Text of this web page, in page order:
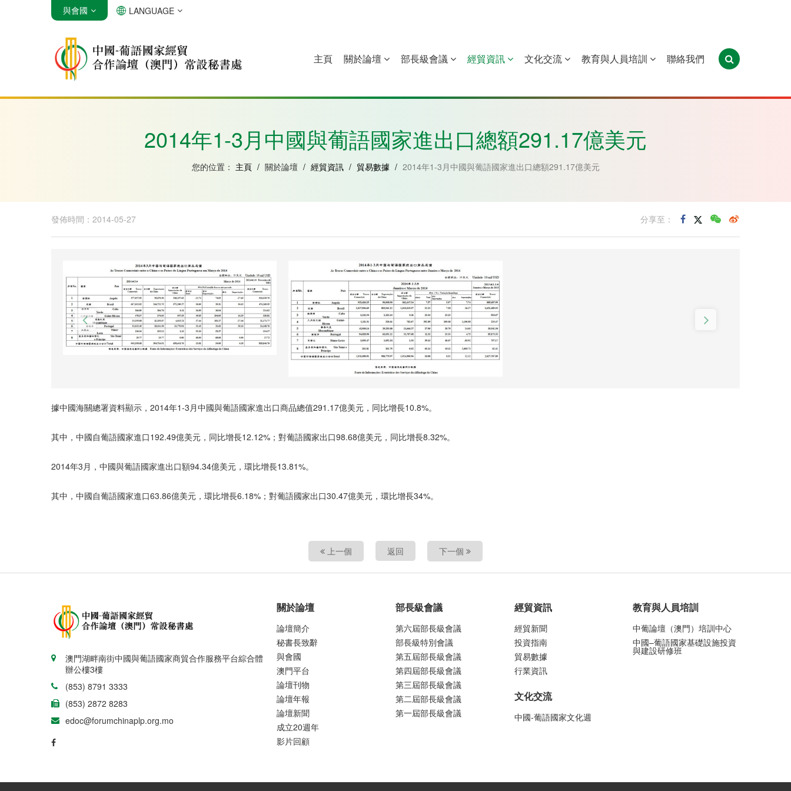
安哥拉 巴西 佛得角 幾內亞比紹 赤道幾內亞 莫桑比克 葡萄牙 聖多美和普林西比 東帝汶
與會國 LANGUAGE
主頁 關於論壇 部長級會議 經貿資訊 文化交流 教育與人員培訓 聯絡我們
2014年1-3月中國與葡語國家進出口總額291.17億美元
您的位置： 主頁 / 關於論壇 / 經貿資訊 / 貿易數據 / 2014年1-3月中國與葡語國家進出口總額291.17億美元
發佈時間：2014-05-27 分享至：
據中國海關總署資料顯示，2014年1-3月中國與葡語國家進出口商品總值291.17億美元，同比增長10.8%。
其中，中國自葡語國家進口192.49億美元，同比增長12.12%；對葡語國家出口98.68億美元，同比增長8.32%。
2014年3月，中國與葡語國家進出口額94.34億美元，環比增長13.81%。
其中，中國自葡語國家進口63.86億美元，環比增長6.18%；對葡語國家出口30.47億美元，環比增長34%。
上一個 返回 下一個
澳門湖畔南街中國與葡語國家商貿合作服務平台綜合體
辦公樓3樓
(853) 8791 3333
(853) 2872 8283
edoc@forumchinaplp.org.mo
關於論壇
論壇簡介
秘書長致辭
與會國
澳門平台
論壇刊物
論壇年報
論壇新聞
成立20週年
影片回顧
部長級會議
第六屆部長級會議
部長級特別會議
第五屆部長級會議
第四屆部長級會議
第三屆部長級會議
第二屆部長級會議
第一屆部長級會議
經貿資訊
經貿新聞
投資指南
貿易數據
行業資訊
文化交流
中國-葡語國家文化週
教育與人員培訓
中葡論壇（澳門）培訓中心
中國–葡語國家基礎設施投資
與建設研修班